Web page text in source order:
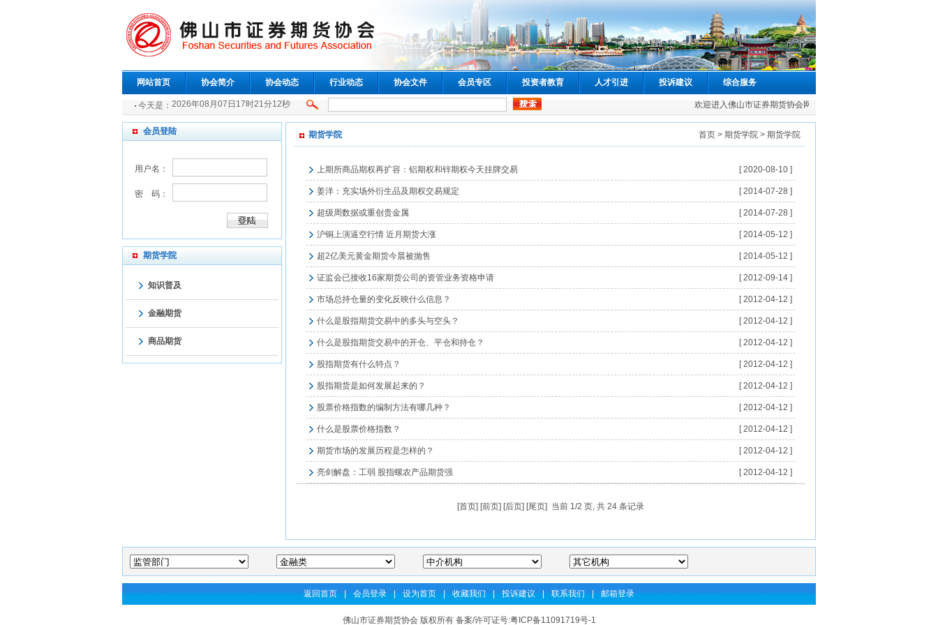
网站首页 协会简介 协会动态 行业动态 协会文件 会员专区 投资者教育 人才引进 投诉建议 综合服务
今天是： 2026年08月07日17时21分12秒 欢迎进入佛山市证券期货协会网站
会员登陆
用户名：
密 码：
期货学院
知识普及
金融期货
商品期货
期货学院 首页> 期货学院> 期货学院
上期所商品期权再扩容：铝期权和锌期权今天挂牌交易 [ 2020-08-10 ]
姜洋：充实场外衍生品及期权交易规定 [ 2014-07-28 ]
超级周数据或重创贵金属 [ 2014-07-28 ]
沪铜上演逼空行情 近月期货大涨 [ 2014-05-12 ]
超2亿美元黄金期货今晨被抛售 [ 2014-05-12 ]
证监会已接收16家期货公司的资管业务资格申请 [ 2012-09-14 ]
市场总持仓量的变化反映什么信息？ [ 2012-04-12 ]
什么是股指期货交易中的多头与空头？ [ 2012-04-12 ]
什么是股指期货交易中的开仓、平仓和持仓？ [ 2012-04-12 ]
股指期货有什么特点？ [ 2012-04-12 ]
股指期货是如何发展起来的？ [ 2012-04-12 ]
股票价格指数的编制方法有哪几种？ [ 2012-04-12 ]
什么是股票价格指数？ [ 2012-04-12 ]
期货市场的发展历程是怎样的？ [ 2012-04-12 ]
亮剑解盘：工弱 股指螺农产品期货强 [ 2012-04-12 ]
[首页] [前页] [后页] [尾页] 当前 1/2 页, 共 24 条记录
返回首页 | 会员登录 | 设为首页 | 收藏我们 | 投诉建议 | 联系我们 | 邮箱登录
佛山市证券期货协会 版权所有 备案/许可证号:粤ICP备11091719号-1